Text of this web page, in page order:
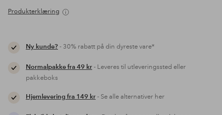
Produkterklæring
Ny kunde?- 30% rabatt på din dyreste vare*
Normalpakke fra 49 kr- Leveres til utleveringssted eller
pakkeboks
Hjemlevering fra 149 kr- Se alle alternativer her